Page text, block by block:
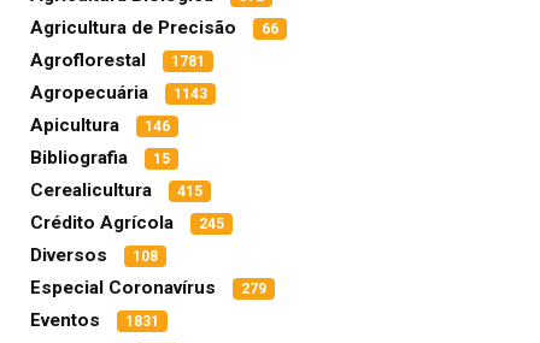
Agricultura de Precisão 66
Agroflorestal 1781
Agropecuária 1143
Apicultura 146
Bibliografia 15
Cerealicultura 415
Crédito Agrícola 245
Diversos 108
Especial Coronavírus 279
Eventos 1831